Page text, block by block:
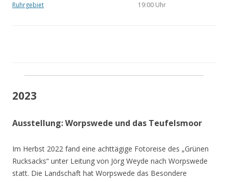
Ruhrgebiet
19:00 Uhr
2023
Ausstellung: Worpswede und das Teufelsmoor
Im Herbst 2022 fand eine achttägige Fotoreise des „Grünen
Rucksacks“ unter Leitung von Jörg Weyde nach Worpswede
statt. Die Landschaft hat Worpswede das Besondere